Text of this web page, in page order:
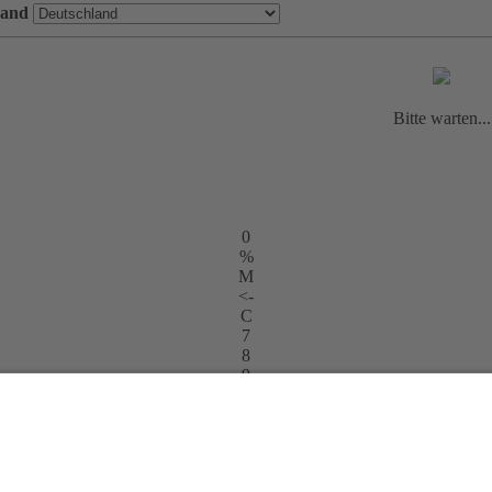
Bitte warten...
0
%
M
<-
C
7
8
9